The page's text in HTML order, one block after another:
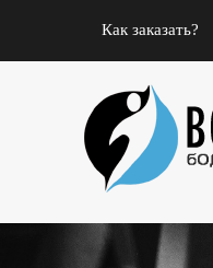
Как заказать?